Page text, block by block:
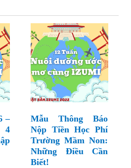
–
4
Mẫu Thông Báo
Nộp Tiền Học Phí
Trường Mầm Non:
Những Điều Cần
Biết!